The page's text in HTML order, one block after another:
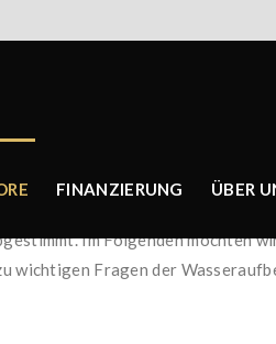
FINANZIERUNG ÜBER
in Luxus, Erholung und
Im Folgenden möchten
wichtigen Fragen der